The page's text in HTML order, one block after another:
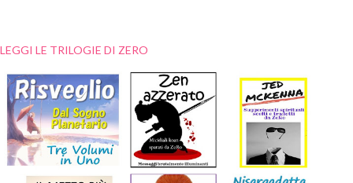
LEGGI LE TRILOGIE DI ZERO